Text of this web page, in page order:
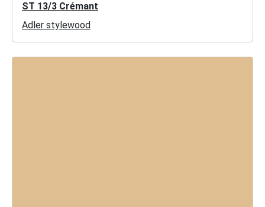
ST 13/3 Crémant
Adler stylewood